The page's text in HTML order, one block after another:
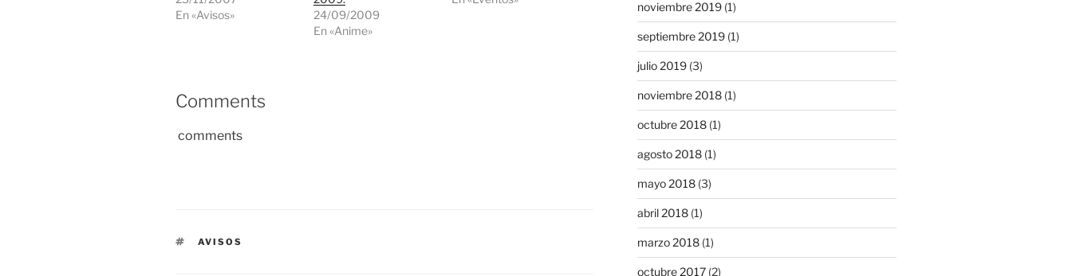
En «Avisos»
24/09/2009
En «Anime»
Comments
comments
ETIQUETAS
AVISOS
noviembre 2019(1)
septiembre 2019(1)
julio 2019(3)
noviembre 2018(1)
octubre 2018(1)
agosto 2018(1)
mayo 2018(3)
abril 2018(1)
marzo 2018(1)
octubre 2017(2)